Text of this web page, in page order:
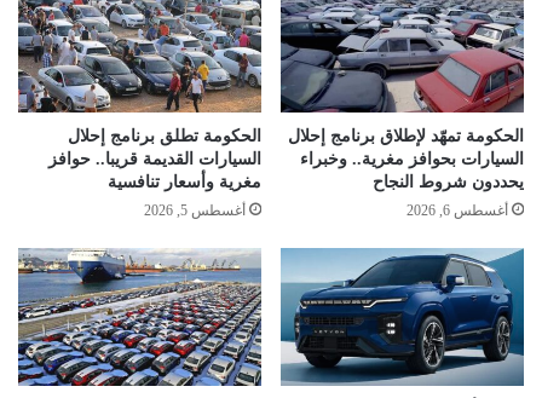
الحكومة تمهّد لإطلاق برنامج إحلال
السيارات بحوافز مغرية.. وخبراء
يحددون شروط النجاح
أغسطس 6, 2026
الحكومة تطلق برنامج إحلال
السيارات القديمة قريبا.. حوافز
مغرية وأسعار تنافسية
أغسطس 5, 2026